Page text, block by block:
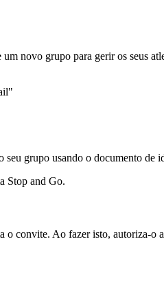
novo grupo para gerir os seus
seu grupo usando o documento de
Stop and Go.
o convite. Ao fazer isto, autoriza-o